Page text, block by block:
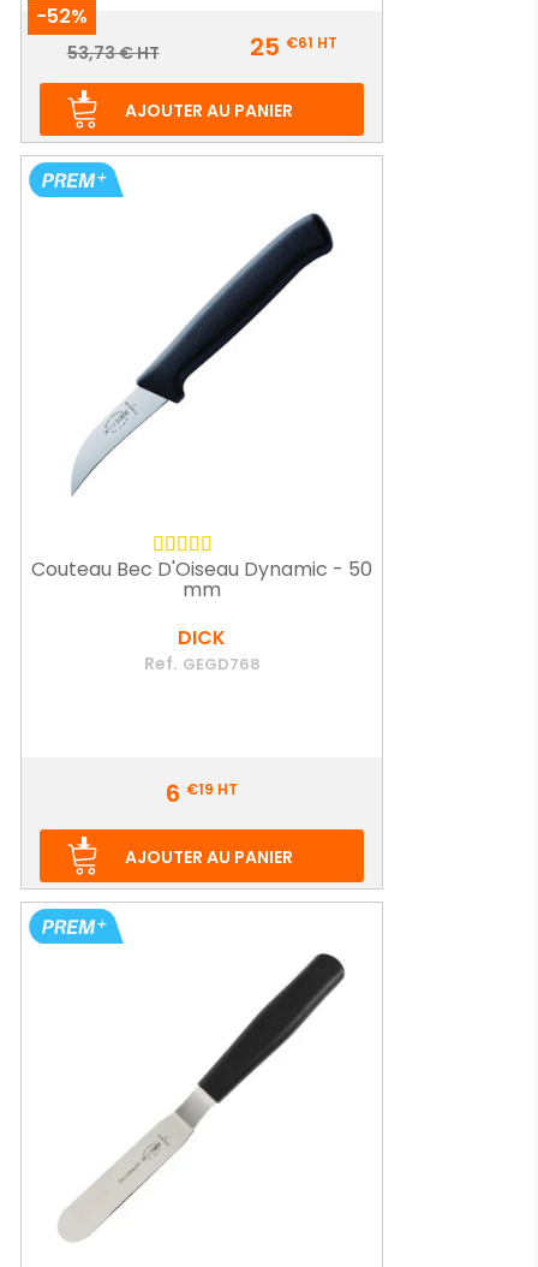
-52%
Prix
Prix
base
53,73 € HT 25 €61 HT
AJOUTER AU PANIER
Couteau Bec D'Oiseau Dynamic - 50
mm
DICK
Ref. GEGD768
6 €19 HT
AJOUTER AU PANIER